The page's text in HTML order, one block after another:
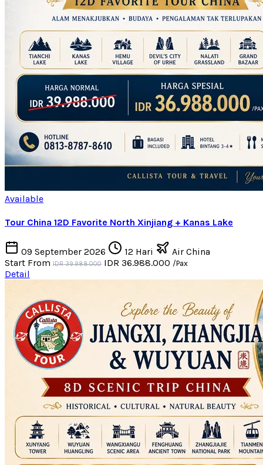
Available
Tour China 12D Favorite North Xinjiang + Kanas Lake
09 September 2026 12 Hari
Air China
Start From IDR 39.988.000 IDR 36.988.000 /Pax
Detail